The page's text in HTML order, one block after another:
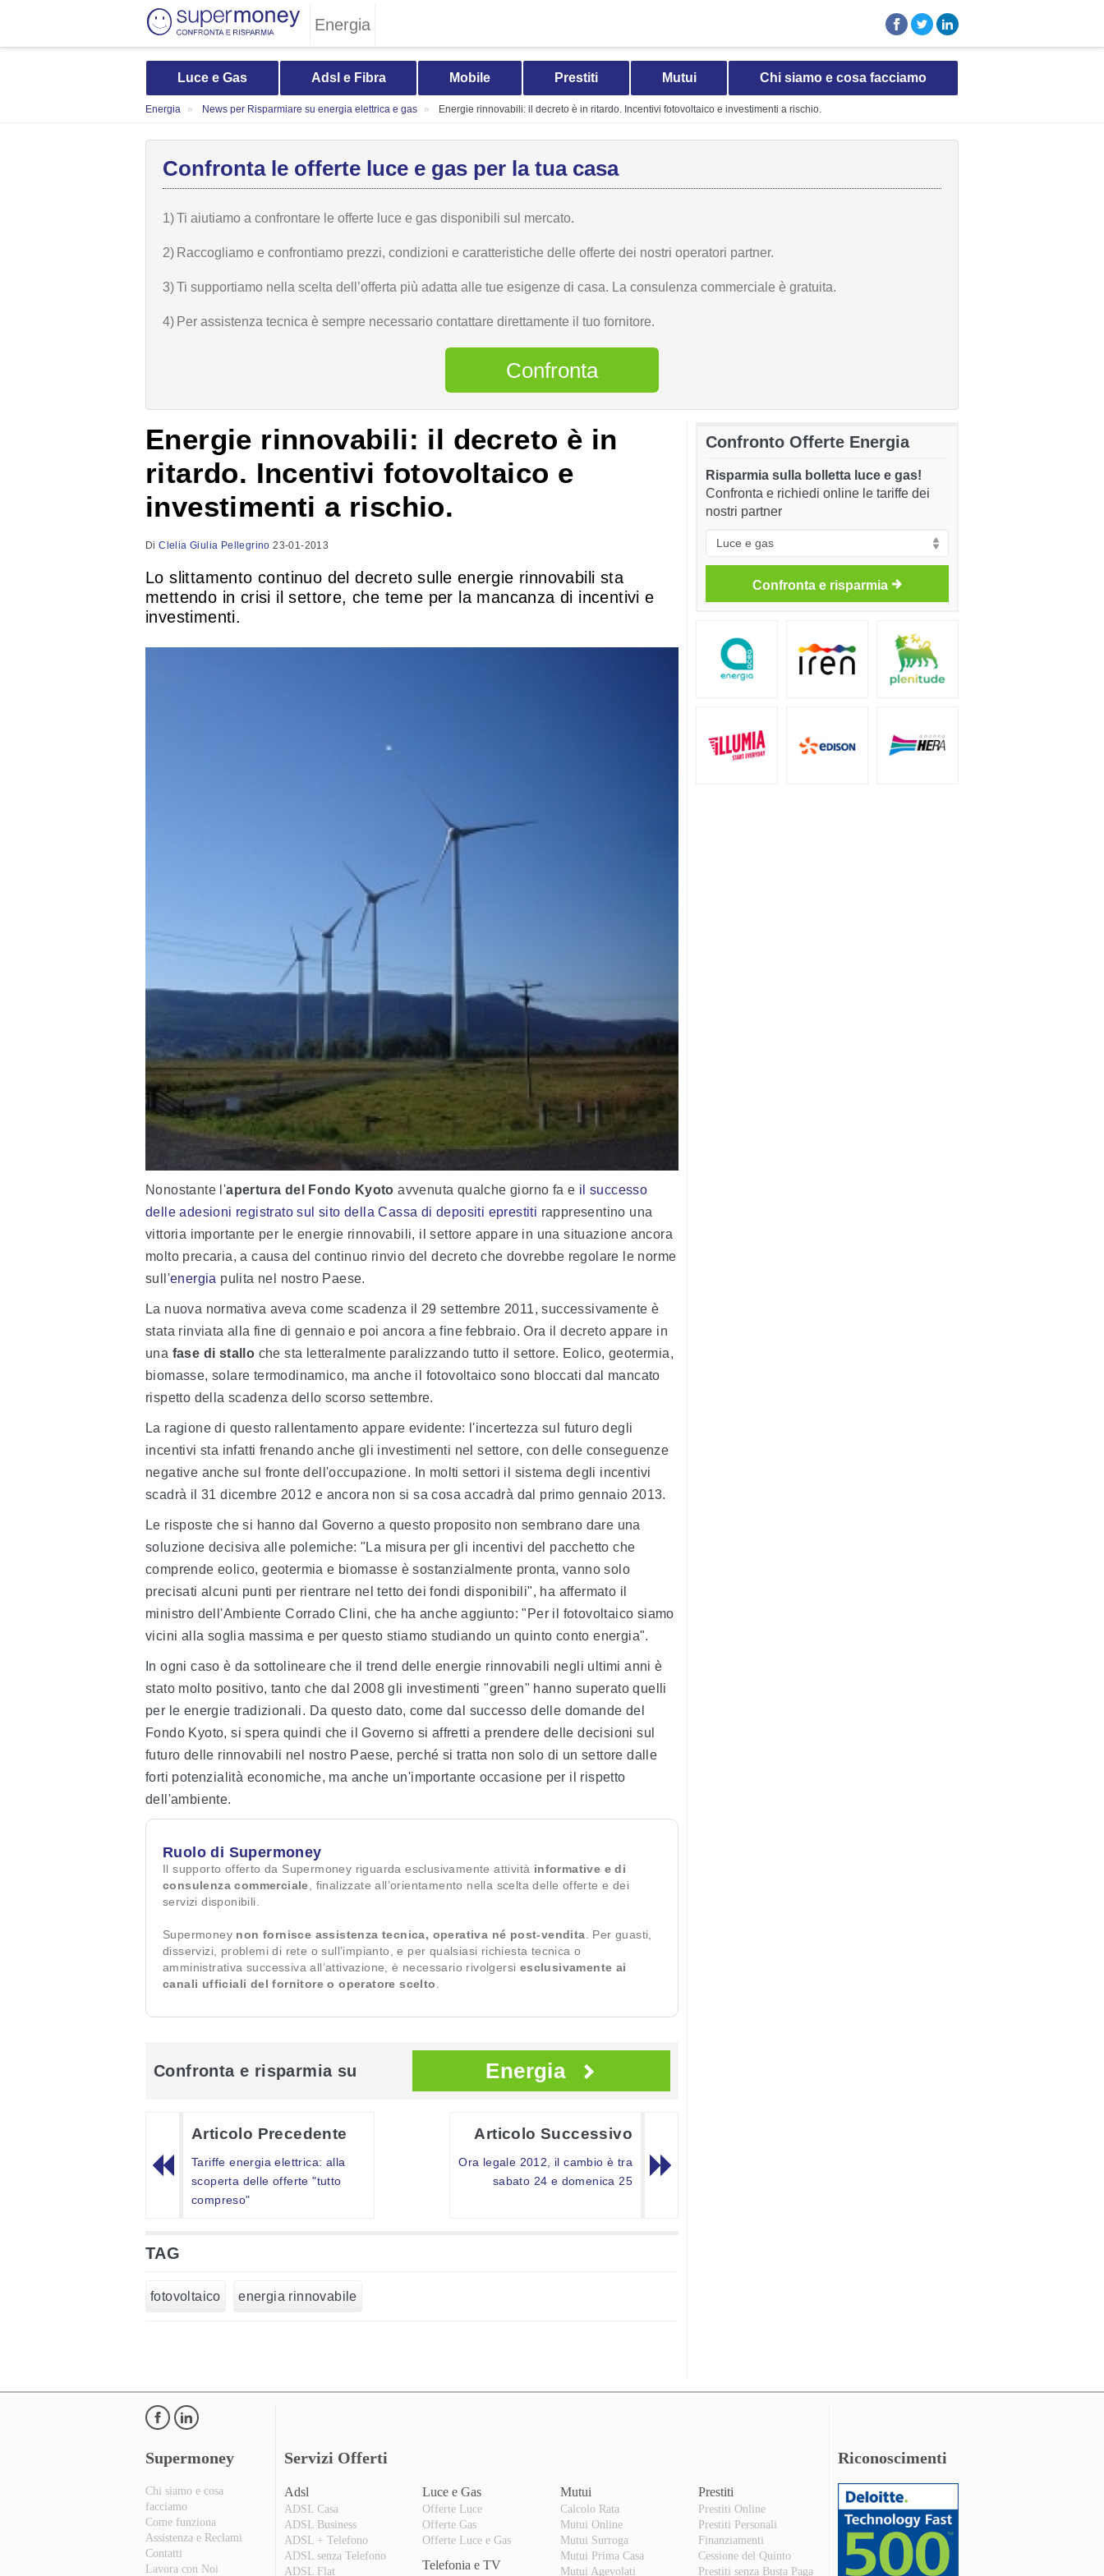
Energia
Luce e Gas Adsl e Fibra Mobile Prestiti Mutui Chi siamo e cosa facciamo
Energia News per Risparmiare su energia elettrica e gas Energie rinnovabili: il decreto è in ritardo. Incentivi fotovoltaico e investimenti a rischio.
Confronta le offerte luce e gas per la tua casa
1)Ti aiutiamo a confrontare le offerte luce e gas disponibili sul mercato.
2) Raccogliamo e confrontiamo prezzi, condizioni e caratteristiche delle offerte dei nostri operatori partner.
3)Ti supportiamo nella scelta dell’offerta più adatta alle tue esigenze di casa. La consulenza commerciale è gratuita.
4) Per assistenza tecnica è sempre necessario contattare direttamente il tuo fornitore.
Confronta
Energie rinnovabili: il decreto è in
ritardo. Incentivi fotovoltaico e
investimenti a rischio.
DiClelia Giulia Pellegrino 23-01-2013
Lo slittamento continuo del decreto sulle energie rinnovabili sta
mettendo in crisi il settore, che teme per la mancanza di incentivi e
investimenti.
Nonostante l'apertura del Fondo Kyoto avvenuta qualche giorno fa e il successo
delle adesioni registrato sul sito della Cassa di depositi eprestiti rappresentino una
vittoria importante per le energie rinnovabili, il settore appare in una situazione ancora
molto precaria, a causa del continuo rinvio del decreto che dovrebbe regolare le norme
sull'energia pulita nel nostro Paese.
La nuova normativa aveva come scadenza il 29 settembre 2011, successivamente è
stata rinviata alla fine di gennaio e poi ancora a fine febbraio. Ora il decreto appare in
una fase di stallo che sta letteralmente paralizzando tutto il settore. Eolico, geotermia,
biomasse, solare termodinamico, ma anche il fotovoltaico sono bloccati dal mancato
rispetto della scadenza dello scorso settembre.
La ragione di questo rallentamento appare evidente: l'incertezza sul futuro degli
incentivi sta infatti frenando anche gli investimenti nel settore, con delle conseguenze
negative anche sul fronte dell'occupazione. In molti settori il sistema degli incentivi
scadrà il 31 dicembre 2012 e ancora non si sa cosa accadrà dal primo gennaio 2013.
Le risposte che si hanno dal Governo a questo proposito non sembrano dare una
soluzione decisiva alle polemiche: "La misura per gli incentivi del pacchetto che
comprende eolico, geotermia e biomasse è sostanzialmente pronta, vanno solo
precisati alcuni punti per rientrare nel tetto dei fondi disponibili", ha affermato il
ministro dell'Ambiente Corrado Clini, che ha anche aggiunto: "Per il fotovoltaico siamo
vicini alla soglia massima e per questo stiamo studiando un quinto conto energia".
In ogni caso è da sottolineare che il trend delle energie rinnovabili negli ultimi anni è
stato molto positivo, tanto che dal 2008 gli investimenti "green" hanno superato quelli
per le energie tradizionali. Da questo dato, come dal successo delle domande del
Fondo Kyoto, si spera quindi che il Governo si affretti a prendere delle decisioni sul
futuro delle rinnovabili nel nostro Paese, perché si tratta non solo di un settore dalle
forti potenzialità economiche, ma anche un'importante occasione per il rispetto
dell'ambiente.
Ruolo di Supermoney
Il supporto offerto da Supermoney riguarda esclusivamente attività informative e di
consulenza commerciale , finalizzate all’orientamento nella scelta delle offerte e dei
servizi disponibili.
Supermoney non fornisce assistenza tecnica, operativa né post-vendita . Per guasti,
disservizi, problemi di rete o sull’impianto, e per qualsiasi richiesta tecnica o
amministrativa successiva all’attivazione, è necessario rivolgersi esclusivamente ai
canali ufficiali del fornitore o operatore scelto
Confronta e risparmia su Energia
Articolo Precedente
Tariffe energia elettrica: alla
scoperta delle offerte "tutto
compreso"
Articolo Successivo
Ora legale 2012, il cambio è tra
sabato 24 e domenica 25
TAG
fotovoltaico energia rinnovabile
Confronto Offerte Energia
Risparmia sulla bolletta luce e gas!
Confronta e richiedi online le tariffe dei
nostri partner
Confronta e risparmia
Supermoney
Chi siamo e cosa
facciamo
Come funziona
Assistenza e Reclami
Contatti
Lavora con Noi
Servizi Offerti
Adsl
ADSL Casa
ADSL Business
ADSL + Telefono
ADSL senza Telefono
ADSL Flat
Luce e Gas
Offerte Luce
Offerte Gas
Offerte Luce e Gas
Telefonia e TV
Mutui
Calcolo Rata
Mutui Online
Mutui Surroga
Mutui Prima Casa
Mutui Agevolati
Prestiti
Prestiti Online
Prestiti Personali
Finanziamenti
Cessione del Quinto
Prestiti senza Busta Paga
Riconoscimenti